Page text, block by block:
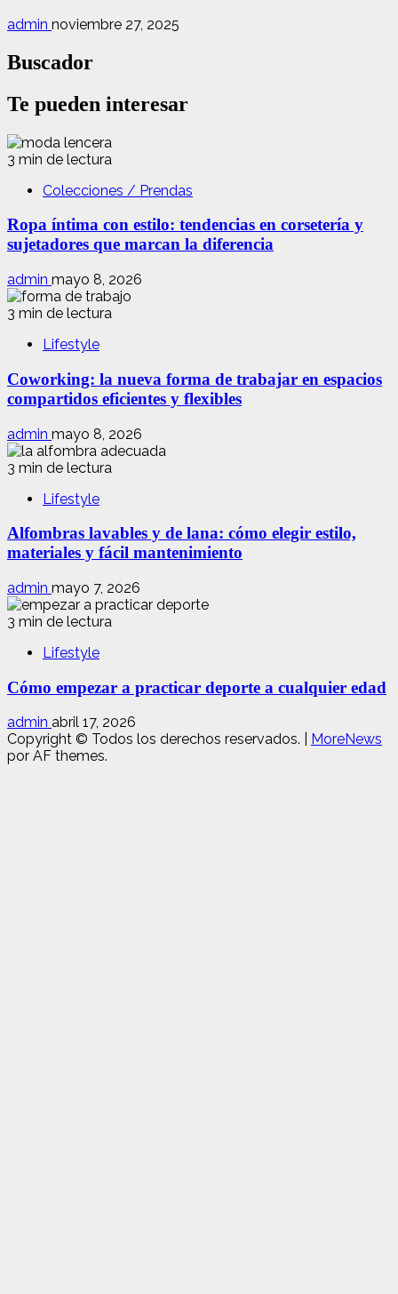
admin noviembre 27, 2025
Buscador
Te pueden interesar
3 min de lectura
Colecciones / Prendas
Ropa íntima con estilo: tendencias en corsetería y
sujetadores que marcan la diferencia
admin mayo 8, 2026
3 min de lectura
Lifestyle
Coworking: la nueva forma de trabajar en espacios
compartidos eficientes y flexibles
admin mayo 8, 2026
3 min de lectura
Lifestyle
Alfombras lavables y de lana: cómo elegir estilo,
materiales y fácil mantenimiento
admin mayo 7, 2026
3 min de lectura
Lifestyle
Cómo empezar a practicar deporte a cualquier edad
admin abril 17, 2026
Copyright © Todos los derechos reservados.
MoreNews
por AF themes.